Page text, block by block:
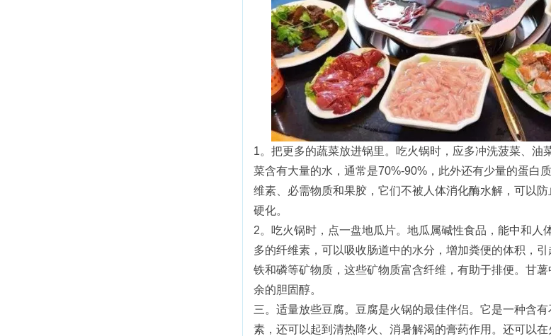
1。把更多的蔬菜放进锅里。吃火锅时，应多冲洗菠菜、
菜含有大量的水，通常是70%-90%，此外还有少量的蛋白
维素、必需物质和果胶，它们不被人体消化酶水解，可以
硬化。
2。吃火锅时，点一盘地瓜片。地瓜属碱性食品，能中和
多的纤维素，可以吸收肠道中的水分，增加粪便的体积，
铁和磷等矿物质，这些矿物质富含纤维，有助于排便。甘
余的胆固醇。
三。适量放些豆腐。豆腐是火锅的最佳伴侣。它是一种含
素，还可以起到清热降火、消暑解渴的膏药作用。还可以